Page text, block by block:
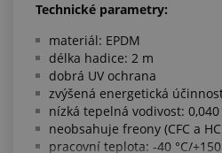
Technické parametry:
materiál: EPDM
délka hadice: 2 m
dobrá UV ochrana
zvýšená energetická
nízká tepelná vodivost:
neobsahuje freony (CFC a
pracovní teplota: -40 °C/+150